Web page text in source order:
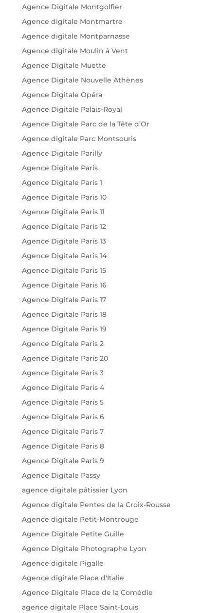
Agence Digitale Montgolfier
Agence digitale Montmartre
Agence digitale Montparnasse
Agence digitale Moulin à Vent
Agence Digitale Muette
Agence Digitale Nouvelle Athènes
Agence Digitale Opéra
Agence Digitale Palais-Royal
Agence Digitale Parc de la Tête d’Or
Agence digitale Parc Montsouris
Agence Digitale Parilly
Agence Digitale Paris
Agence Digitale Paris 1
Agence Digitale Paris 10
Agence Digitale Paris 11
Agence Digitale Paris 12
Agence Digitale Paris 13
Agence Digitale Paris 14
Agence Digitale Paris 15
Agence Digitale Paris 16
Agence Digitale Paris 17
Agence Digitale Paris 18
Agence Digitale Paris 19
Agence Digitale Paris 2
Agence Digitale Paris 20
Agence Digitale Paris 3
Agence Digitale Paris 4
Agence Digitale Paris 5
Agence Digitale Paris 6
Agence Digitale Paris 7
Agence Digitale Paris 8
Agence Digitale Paris 9
Agence Digitale Passy
agence digitale pâtissier Lyon
Agence digitale Pentes de la Croix-Rousse
Agence digitale Petit-Montrouge
Agence Digitale Petite Guille
Agence Digitale Photographe Lyon
Agence digitale Pigalle
Agence digitale Place d'Italie
Agence Digitale Place de la Comédie
agence digitale Place Saint-Louis